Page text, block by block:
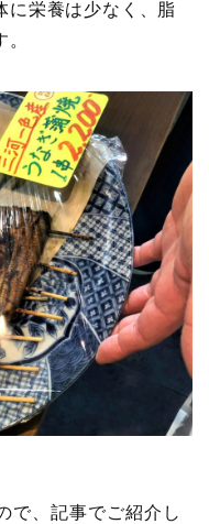
に栄養は少なく、脂
で、記事でご紹介し